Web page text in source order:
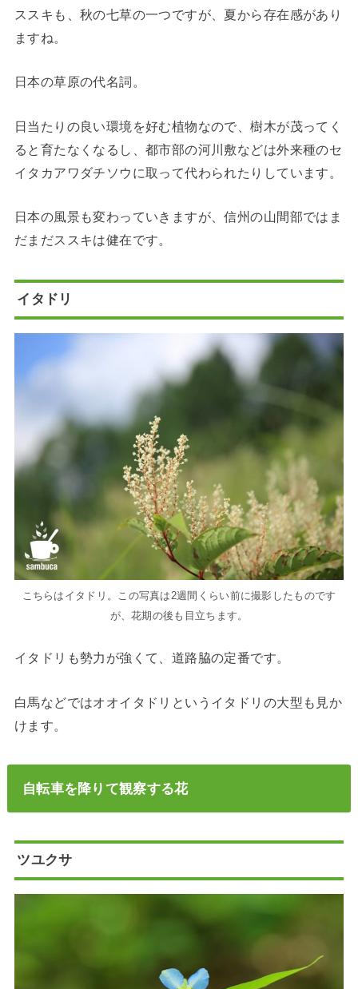
ススキも、秋の七草の一つですが、夏から存在感があり
ますね。
日本の草原の代名詞。
日当たりの良い環境を好む植物なので、樹木が茂ってく
ると育たなくなるし、都市部の河川敷などは外来種のセ
イタカアワダチソウに取って代わられたりしています。
日本の風景も変わっていきますが、信州の山間部ではま
だまだススキは健在です。
イタドリ
こちらはイタドリ。この写真は2週間くらい前に撮影したものです
が、花期の後も目立ちます。
イタドリも勢力が強くて、道路脇の定番です。
白馬などではオオイタドリというイタドリの大型も見か
けます。
自転車を降りて観察する花
ツユクサ